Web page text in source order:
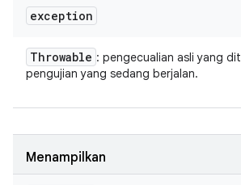
exception
Throwable : pengecualian asli yang
pengujian yang sedang berjalan.
Menampilkan